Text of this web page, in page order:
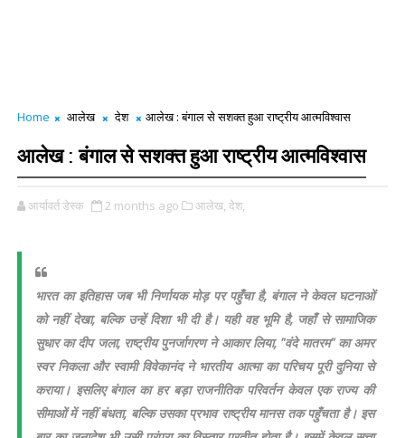
Home आलेख देश आलेख : बंगाल से सशक्त हुआ राष्ट्रीय आत्मविश्वास
आलेख : बंगाल से सशक्त हुआ राष्ट्रीय आत्मविश्वास
आर्यावर्त डेस्क 2 months ago आलेख, देश,
भारत का इतिहास जब भी निर्णायक मोड़ पर पहुँचा है, बंगाल ने केवल घटनाओं
को नहीं देखा, बल्कि उन्हें दिशा भी दी है। यही वह भूमि है, जहाँ से सामाजिक
सुधार का दीप जला, राष्ट्रीय पुनर्जागरण ने आकार लिया, "वंदे मातरम" का अमर
स्वर निकला और स्वामी विवेकानंद ने भारतीय आत्मा का परिचय पूरी दुनिया से
कराया। इसलिए बंगाल का हर बड़ा राजनीतिक परिवर्तन केवल एक राज्य की
सीमाओं में नहीं बंधता, बल्कि उसका प्रभाव राष्ट्रीय मानस तक पहुँचता है। इस